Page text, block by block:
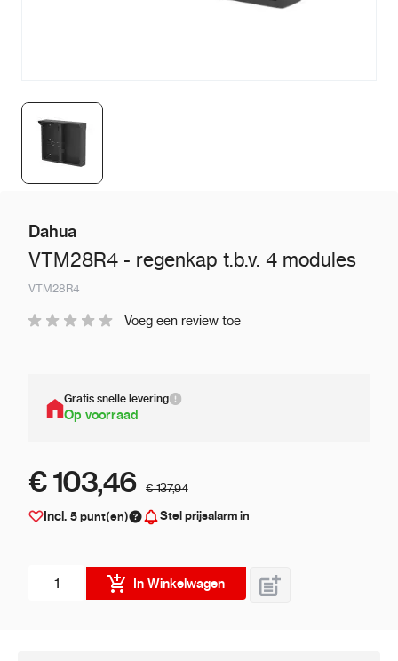
Dahua
VTM28R4 - regenkap t.b.v. 4 modules
VTM28R4
Voeg een review toe
Gratis snelle levering
Op voorraad
€ 103,46 € 137,94
Incl. 5punt(en) Stel prijsalarm in
In Winkelwagen